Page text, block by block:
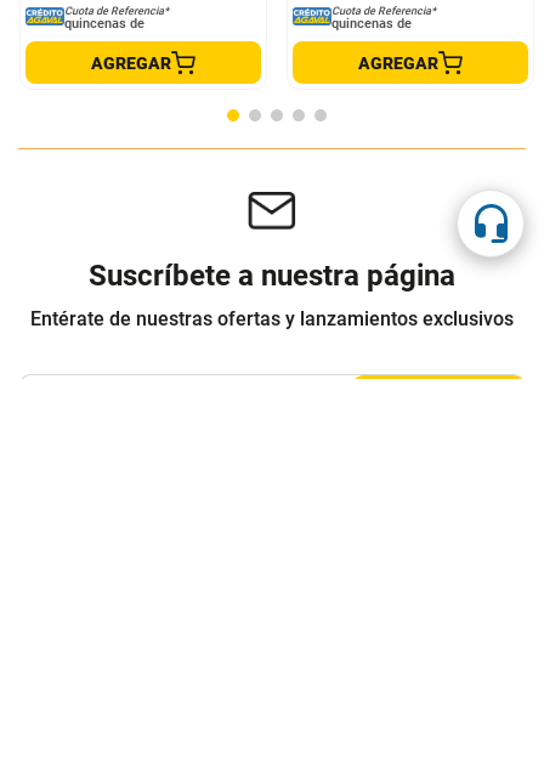
Cuota de Referencia*
quincenas de
AGREGAR
Cuota de Referencia*
quincenas de
AGREGAR
Suscríbete a nuestra página
Entérate de nuestras ofertas y lanzamientos exclusivos